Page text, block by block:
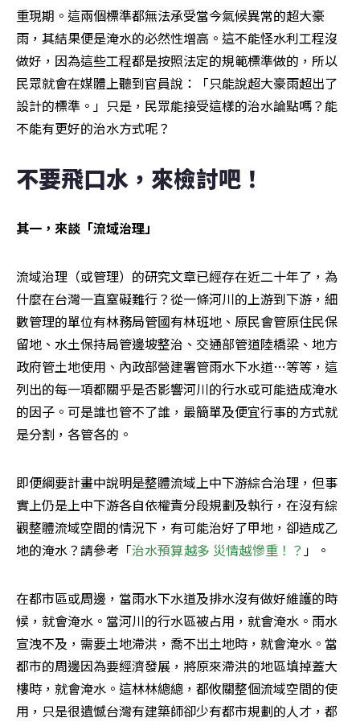
重現期。這兩個標準都無法承受當今氣候異常的超大豪
雨，其結果便是淹水的必然性增高。這不能怪水利工程沒
做好，因為這些工程都是按照法定的規範標準做的，所以
民眾就會在媒體上聽到官員說：「只能說超大豪雨超出了
設計的標準。」只是，民眾能接受這樣的治水論點嗎？能
不能有更好的治水方式呢？
不要飛口水，來檢討吧！
其一，來談「流域治理」
流域治理（或管理）的研究文章已經存在近二十年了，為
什麼在台灣一直窒礙難行？從一條河川的上游到下游，細
數管理的單位有林務局管國有林班地、原民會管原住民保
留地、水土保持局管邊坡整治、交通部管道陸橋梁、地方
政府管土地使用、內政部營建署管雨水下水道…等等，這
列出的每一項都關乎是否影響河川的行水或可能造成淹水
的因子。可是誰也管不了誰，最簡單及便宜行事的方式就
是分割，各管各的。
即便綱要計畫中說明是整體流域上中下游綜合治理，但事
實上仍是上中下游各自依權責分段規劃及執行，在沒有綜
觀整體流域空間的情況下，有可能治好了甲地，卻造成乙
地的淹水？請參考「治水預算越多 災情越慘重！？」。
在都市區或周邊，當雨水下水道及排水沒有做好維護的時
候，就會淹水。當河川的行水區被占用，就會淹水。雨水
宣洩不及，需要土地滯洪，喬不出土地時，就會淹水。當
都市的周邊因為要經濟發展，將原來滯洪的地區填掉蓋大
樓時，就會淹水。這林林總總，都攸關整個流域空間的使
用，只是很遺憾台灣有建築師卻少有都市規劃的人才，都